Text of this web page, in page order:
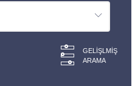
GELIŞLMIŞ
ARAMA